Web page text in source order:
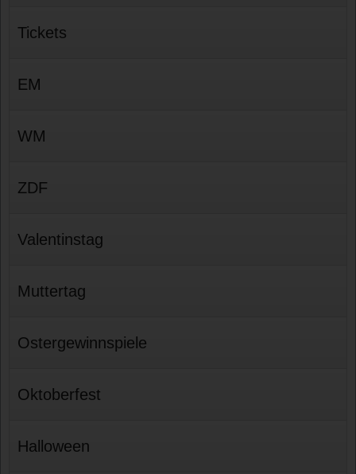
Tickets
EM
WM
ZDF
Valentinstag
Muttertag
Ostergewinnspiele
Oktoberfest
Halloween